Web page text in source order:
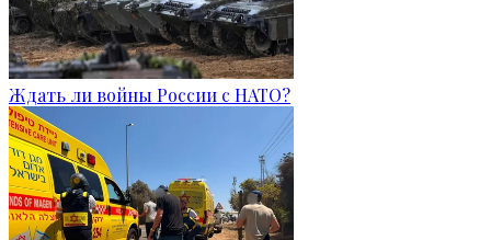
Ждать ли войны России с НАТО?